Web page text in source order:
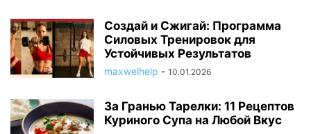
Создай и Сжигай: Программа
Силовых Тренировок для
Устойчивых Результатов
maxwelhelp - 10.01.2026
За Гранью Тарелки: 11 Рецептов
Куриного Супа на Любой Вкус